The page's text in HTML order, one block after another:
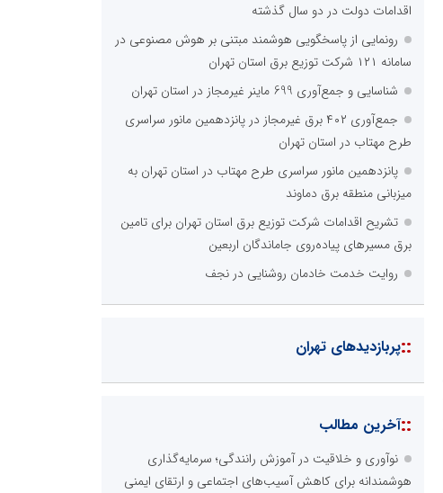
اقدامات دولت در دو سال گذشته
رونمایی از پاسخگویی هوشمند مبتنی بر هوش مصنوعی در
سامانه ۱۲۱ شرکت توزیع برق استان تهران
شناسایی و جمع‌آوری 699 ماینر غیرمجاز در استان تهران
جمع‌آوری ۴۰۲ برق غیرمجاز در پانزدهمین مانور سراسری
طرح مهتاب در استان تهران
پانزدهمین مانور سراسری طرح مهتاب در استان تهران به
میزبانی منطقه برق دماوند
تشریح اقدامات شرکت توزیع برق استان تهران برای تامین
برق مسیرهای پیاده‌روی جاماندگان اربعین
روایت خدمت خادمان روشنایی در نجف
::پربازدیدهای تهران
::آخرین مطالب
نوآوری و خلاقیت در آموزش رانندگی؛ سرمایه‌گذاری
هوشمندانه برای کاهش آسیب‌های اجتماعی و ارتقای ایمنی